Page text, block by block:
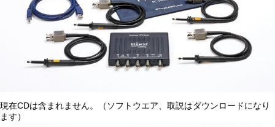
現在CDは含まれません。（ソフトウエア、取説はダウンロードになり
ます）